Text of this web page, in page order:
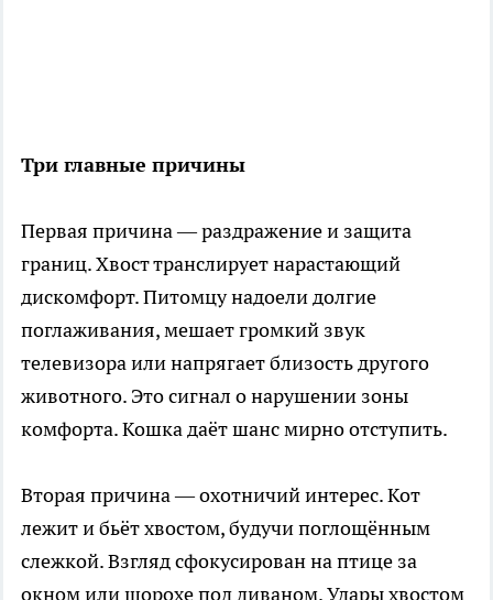
Три главные причины
Первая причина — раздражение и защита
границ. Хвост транслирует нарастающий
дискомфорт. Питомцу надоели долгие
поглаживания, мешает громкий звук
телевизора или напрягает близость другого
животного. Это сигнал о нарушении зоны
комфорта. Кошка даёт шанс мирно отступить.
Вторая причина — охотничий интерес. Кот
лежит и бьёт хвостом, будучи поглощённым
слежкой. Взгляд сфокусирован на птице за
окном или шорохе под диваном. Удары хвостом